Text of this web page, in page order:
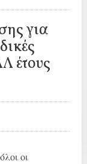
για
έτους
οι